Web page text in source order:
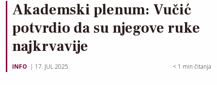
Akademski plenum: Vučić
potvrdio da su njegove ruke
najkrvavije
INFO 17. JUL 2025. < 1 min čitanja